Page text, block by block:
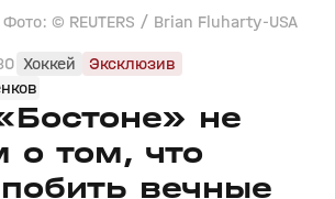
© REUTERS / Brian Fluharty-USA
Хоккей
Эксклюзив
не
о том, что
вечные